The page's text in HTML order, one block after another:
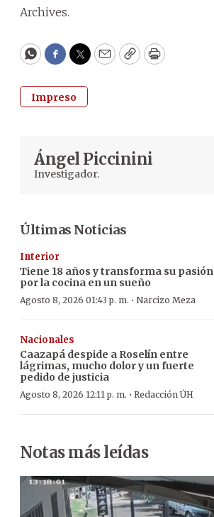
Archives.
WhatsApp
Facebook
Twitter
EmailCopyPrint
Impreso
Ángel Piccinini
Investigador.
Últimas Noticias
Interior
Tiene 18 años y transforma su pasión
por la cocina en un sueño
Agosto 8, 2026 01:43 p. m. · Narcizo Meza
Nacionales
Caazapá despide a Roselín entre
lágrimas, mucho dolor y un fuerte
pedido de justicia
Agosto 8, 2026 12:11 p. m. · Redacción ÚH
Notas más leídas